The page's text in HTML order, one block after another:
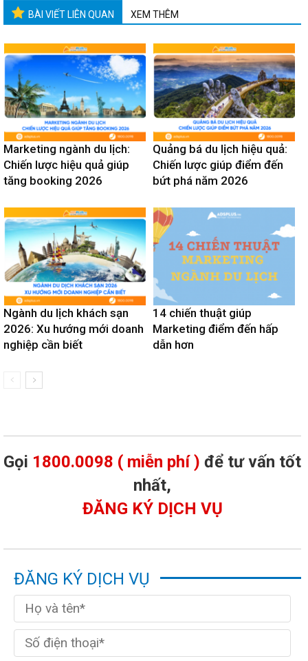
BÀI VIẾT LIÊN QUAN XEM THÊM
Marketing ngành du lịch:
Chiến lược hiệu quả giúp
tăng booking 2026
Quảng bá du lịch hiệu quả:
Chiến lược giúp điểm đến
bứt phá năm 2026
Ngành du lịch khách sạn
2026: Xu hướng mới doanh
nghiệp cần biết
14 chiến thuật giúp
Marketing điểm đến hấp
dẫn hơn
Gọi 1800.0098 ( miễn phí ) để tư vấn tốt
nhất,
ĐĂNG KÝ DỊCH VỤ
ĐĂNG KÝ DỊCH VỤ